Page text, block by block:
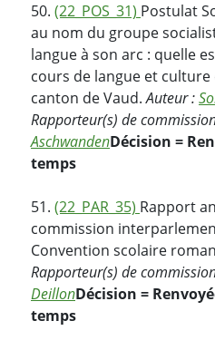
50. (22_POS_31) Postulat
au nom du groupe
langue à son arc : quelle
cours de langue et
canton de Vaud.Auteur :
Rapporteur(s) de
AschwandenDécision =
temps
51. (22_PAR_35) Rapport
commission
Convention scolaire
Rapporteur(s) de
DeillonDécision =
temps